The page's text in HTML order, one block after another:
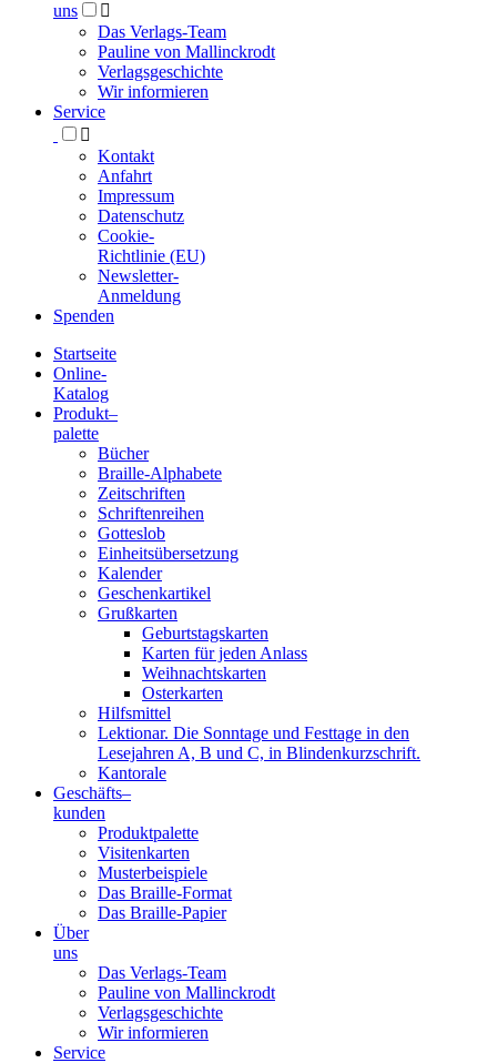
uns

Das Verlags-Team
Pauline von Mallinckrodt
Verlagsgeschichte
Wir informieren
Service

Kontakt
Anfahrt
Impressum
Datenschutz
Cookie-
Richtlinie (EU)
Newsletter-
Anmeldung
Spenden
Blindenschrift-
Verlag
Druckerei
gGmbH
Startseite
Online-
Katalog
Produkt–
palette
Bücher
Braille-Alphabete
Zeitschriften
Schriftenreihen
Gotteslob
Einheitsübersetzung
Kalender
Geschenkartikel
Grußkarten
Geburtstagskarten
Karten für jeden Anlass
Weihnachtskarten
Osterkarten
Hilfsmittel
Lektionar. Die Sonntage und Festtage in den
Lesejahren A, B und C, in Blindenkurzschrift.
Kantorale
Geschäfts­–
kunden
Produktpalette
Visitenkarten
Musterbeispiele
Das Braille-Format
Das Braille-Papier
Über
uns
Das Verlags-Team
Pauline von Mallinckrodt
Verlagsgeschichte
Wir informieren
Service